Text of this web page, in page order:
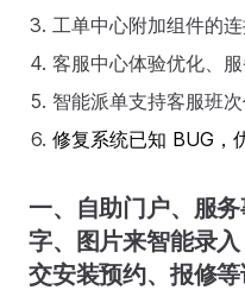
工单中心附加组件的
客服中心体验优化、
智能派单支持客服班
修复系统已知 BUG，
一、自助门户、服
字、图片来智能录
交安装预约、报修